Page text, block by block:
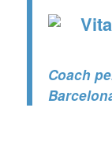
Coach